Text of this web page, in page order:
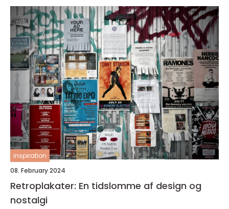
inspiration
08. February 2024
Retroplakater: En tidslomme af design og
nostalgi